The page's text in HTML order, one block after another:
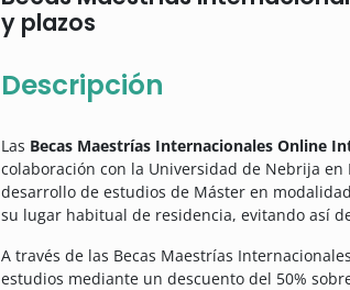
y plazos
Descripción
Las Becas Maestrías Internacionales Online
colaboración con la Universidad de Nebrija
desarrollo de estudios de Máster en
su lugar habitual de residencia, evitando así
A través de las Becas Maestrías
estudios mediante un descuento del 50%